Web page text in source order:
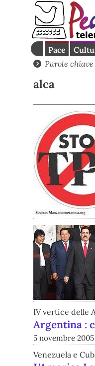
Pace
Parole
alca
IV vertice delle
Argentina :
5 novembre
Venezuela e